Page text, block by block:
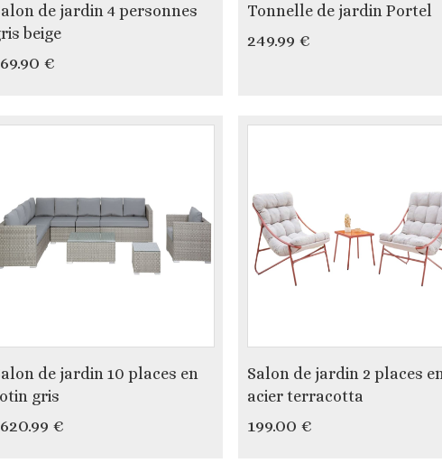
de jardin 4 personnes
beige
€
Tonnelle de jardin Portel
249.99 €
de jardin 10 places en
gris
€
Salon de jardin 2 places
acier terracotta
199.00 €